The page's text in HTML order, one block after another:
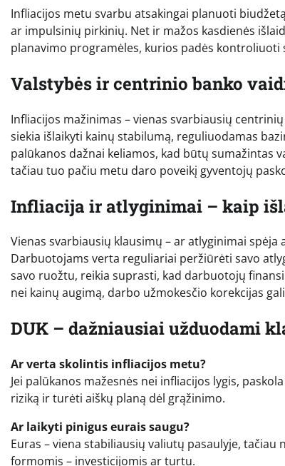
Infliacijos metu svarbu atsakingai planuoti
ar impulsinių pirkinių. Net ir mažos kasdienės
planavimo programėles, kurios padės kontroliuoti
Valstybės ir centrinio banko
Infliacijos mažinimas – vienas svarbiausių
siekia išlaikyti kainų stabilumą, reguliuodamas
palūkanos dažnai keliamos, kad būtų sumažintas
tačiau tuo pačiu metu daro poveikį gyventojų
Infliacija ir atlyginimai – kaip
Vienas svarbiausių klausimų – ar atlyginimai
Darbuotojams verta reguliariai peržiūrėti savo
savo ruožtu, reikia suprasti, kad darbuotojų
nei kainų augimą, darbo užmokesčio korekcijas
DUK – dažniausiai užduodami
Ar verta skolintis infliacijos metu?
Jei palūkanos mažesnės nei infliacijos lygis,
riziką ir turėti aiškų planą dėl grąžinimo.
Ar laikyti pinigus eurais saugu?
Euras – viena stabiliausių valiutų pasaulyje,
formomis – investicijomis ar turtu.